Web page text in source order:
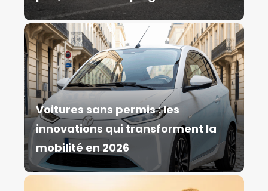
Voitures sans permis : les
innovations qui transforment la
mobilité en 2026